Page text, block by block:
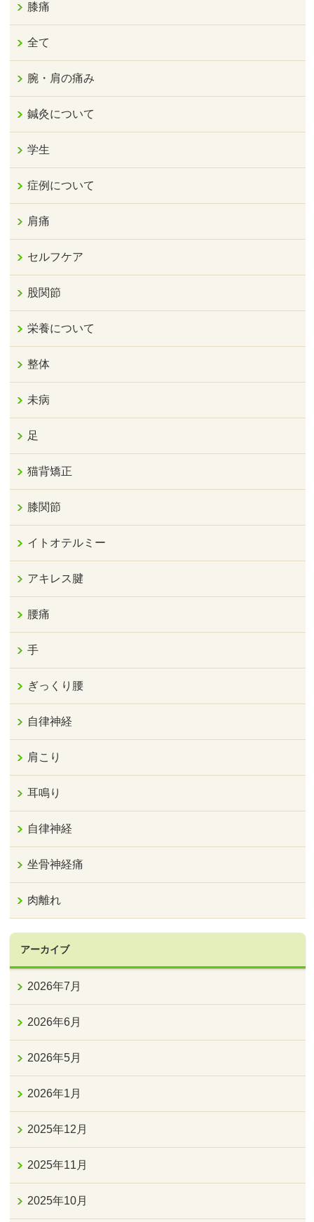
膝痛
全て
腕・肩の痛み
鍼灸について
学生
症例について
肩痛
セルフケア
股関節
栄養について
整体
未病
足
猫背矯正
膝関節
イトオテルミー
アキレス腱
腰痛
手
ぎっくり腰
自律神経
肩こり
耳鳴り
自律神経
坐骨神経痛
肉離れ
アーカイブ
2026年7月
2026年6月
2026年5月
2026年1月
2025年12月
2025年11月
2025年10月